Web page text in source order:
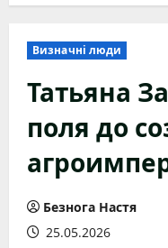
Визначні люди
Татьяна
поля до
Безнога Настя
25.05.2026